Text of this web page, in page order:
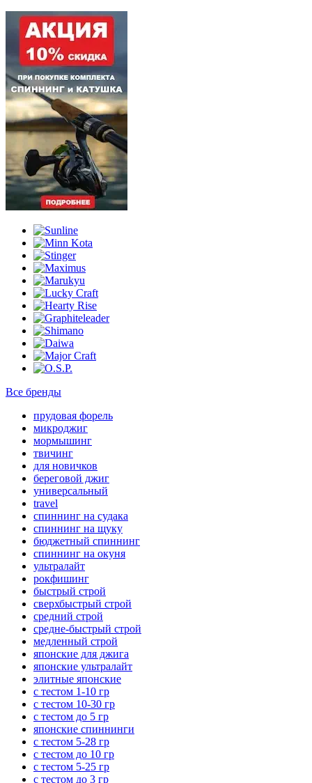
Все бренды
прудовая форель
микроджиг
мормышинг
твичинг
для новичков
береговой джиг
универсальный
travel
спиннинг на судака
спиннинг на щуку
бюджетный спиннинг
спиннинг на окуня
ультралайт
рокфишинг
быстрый строй
сверхбыстрый строй
средний строй
средне-быстрый строй
медленный строй
японские для джига
японские ультралайт
элитные японские
с тестом 1-10 гр
с тестом 10-30 гр
с тестом до 5 гр
японские спиннинги
с тестом 5-28 гр
с тестом до 10 гр
с тестом 5-25 гр
с тестом до 3 гр